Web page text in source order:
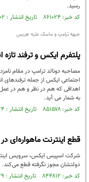
رسید.
کد خبر: ۸۶۱۰۲۴ تاریخ انتشار : ۱۴۰۳/۱۰/۰۲
جبهه ترامپ و ماسک علیه هریس
پلتفرم ایکس و ترفند تازه
مصاحبه دونالد ترامپ در مقام
اجتماعی ایکس از جمله ترفندهای
اهدافی که هم در نظر و هم در عمل
به شمار می آید.
کد خبر: ۸۵۱۵۷۸ تاریخ انتشار : ۱۴۰۳/۰۵/۲۴
قطع اینترنت ماهواره‌ای
شرکت اسپیس ایکس، سرویس
دولتشان مجوز نگرفته قطع می‌کند.
کد خبر: ۸۴۴۸۱۲ تاریخ انتشار : ۱۴۰۳/۰۱/۲۹